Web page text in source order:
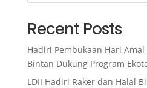
Recent Posts
Hadiri Pembukaan Hari Amal
Bintan Dukung Program
LDII Hadiri Raker dan Halal